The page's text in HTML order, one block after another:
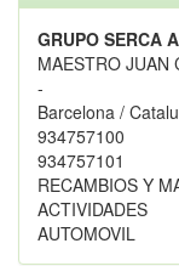
GRUPO SERCA
MAESTRO JUAN
-
Barcelona /
934757100
934757101
RECAMBIOS Y
ACTIVIDADES
AUTOMOVIL